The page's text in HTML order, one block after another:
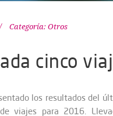
Categoría: Otros
cinco
los resultados del
viajes para 2016.